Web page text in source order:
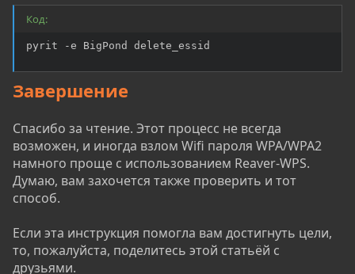
Код:
pyrit -e BigPond delete_essid
Завершение
Спасибо за чтение. Этот процесс не всегда
возможен, и иногда взлом Wifi пароля WPA/WPA2
намного проще с использованием Reaver-WPS.
Думаю, вам захочется также проверить и тот
способ.
Если эта инструкция помогла вам достигнуть цели,
то, пожалуйста, поделитесь этой статьёй с
друзьями.